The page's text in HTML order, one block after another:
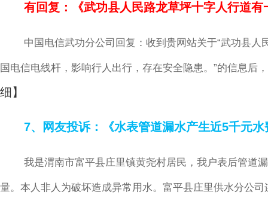
有回复：《武功县人民路龙草坪十字人行道有
中国电信武功分公司回复：收到贵网站关于“武功县
国电信电线杆，影响行人出行，存在安全隐患。”的信息
细】
7、网友投诉：《水表管道漏水产生近5千元水
我是渭南市富平县庄里镇黄尧村居民，我户表后管道
量。本人非人为破坏造成异常用水。富平县庄里供水分公